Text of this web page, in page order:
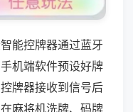
能控牌器通过蓝牙
机端软件预设好牌
牌器接收到信号后
麻将机洗牌、码牌